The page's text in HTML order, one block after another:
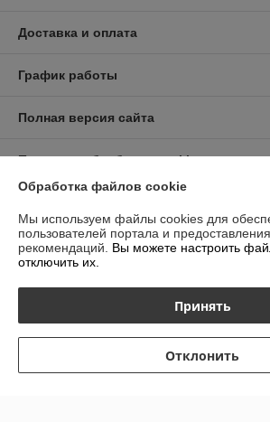
Доставка и оплата
График работы
Полная версия сайта
Политика обработки cookies
Информация для покупателя
Индивидуальный предприниматель:ИП
Гомельская область, Буда-Кошелёвский район,
Гомельская д.51
Обработка файлов cookie
Мы используем файлы cookies для
пользователей портала и
рекомендаций. Вы можете настроить
отключить их.
Принять
Отклонить